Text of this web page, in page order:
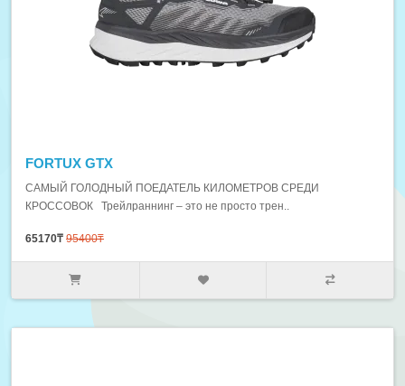
FORTUX GTX
САМЫЙ ГОЛОДНЫЙ ПОЕДАТЕЛЬ КИЛОМЕТРОВ СРЕДИ
КРОССОВОК Трейлраннинг – это не просто трен..
65170₸ 95400₸